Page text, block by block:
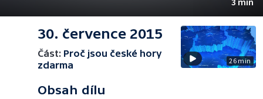
30. července 2015
Část: Proč jsou české hory
zdarma
Obsah dílu
26 min